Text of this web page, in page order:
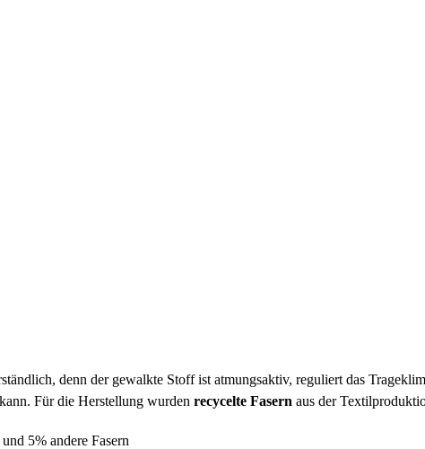
denn der gewalkte Stoff ist atmungsaktiv, reguliert das
Für die Herstellung wurden recycelte Fasern aus der
5% andere Fasern